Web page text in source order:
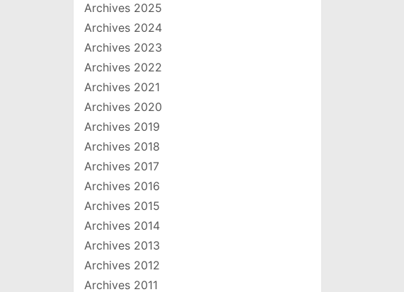
Archives 2025
Archives 2024
Archives 2023
Archives 2022
Archives 2021
Archives 2020
Archives 2019
Archives 2018
Archives 2017
Archives 2016
Archives 2015
Archives 2014
Archives 2013
Archives 2012
Archives 2011